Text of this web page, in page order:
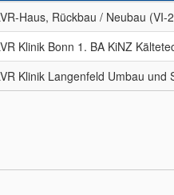
Haus, Rückbau / Neubau (VI-
Klinik Bonn 1. BA KiNZ
Klinik Langenfeld Umbau